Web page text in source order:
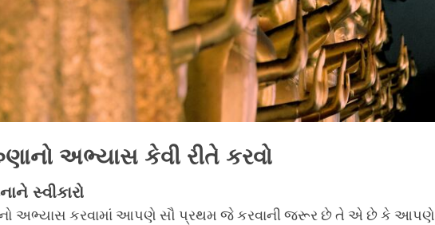
અભ્યાસ કેવી રીતે કરવો
સ્વીકારો
અભ્યાસ કરવામાં આપણે સૌ પ્રથમ જે કરવાની જરૂર છે તે એ છે કે આપણે